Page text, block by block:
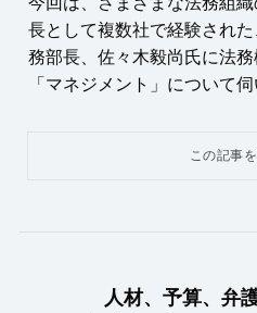
長として複数社で経験され
務部長、佐々木毅尚氏に法
「マネジメント」について伺
人材、予算、弁